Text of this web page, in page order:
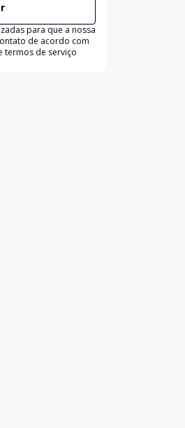
para que a nossa
de acordo com
termos de serviço